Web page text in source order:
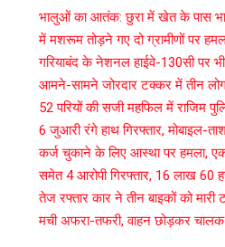
भालुओं का आतंक: छुरा में खेत के पास
में मशरूम तोड़ने गए दो ग्रामीणों पर
गरियाबंद के नेशनल हाईवे-130सी पर
आमने-सामने जोरदार टक्कर में तीन
52 परियों की सजी महफिल में राजिम
6 जुआरी रंगे हाथ गिरफ्तार, मोबाइल-
कर्ज चुकाने के लिए आस्था पर हमला, एक
समेत 4 आरोपी गिरफ्तार, 16 लाख
तेज रफ्तार कार ने तीन बाइकों को
मची अफरा-तफरी, वाहन छोड़कर